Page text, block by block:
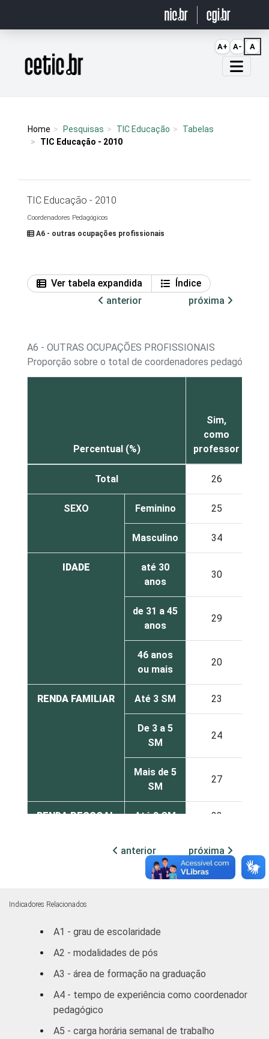
Página inicial
Home Pesquisas TIC Educação
Tabelas
TIC Educação - 2010
TIC Educação - 2010
Coordenadores Pedagógicos
A6 - outras ocupações profissionais
Ver tabela expandida
Índice
anterior
próxima
A6 - OUTRAS OCUPAÇÕES PROFISSIONAIS
Proporção sobre o total de coordenadores pedagógicos
Percentual (%)
Sim,
como
professor
Total 26
SEXO Feminino 25
Masculino 34
IDADE
até 30
anos
30
de 31 a 45
anos
29
46 anos
ou mais
20
RENDA FAMILIAR Até 3 SM 23
De 3 a 5
SM
24
Mais de 5
SM
27
RENDA PESSOAL Até 3 SM 23
De 3 a 5
SM
24
REGIÃO
Norte /
Centro
Oeste
Nordeste 26
anterior próxima
Indicadores Relacionados
A1 - grau de escolaridade
A2 - modalidades de pós
A3 - área de formação na graduação
A4 - tempo de experiência como coordenador
pedagógico
A5 - carga horária semanal de trabalho
A+ A- A